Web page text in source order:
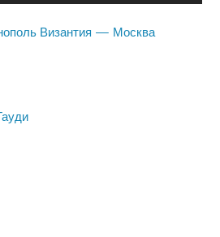
Византия — Москва